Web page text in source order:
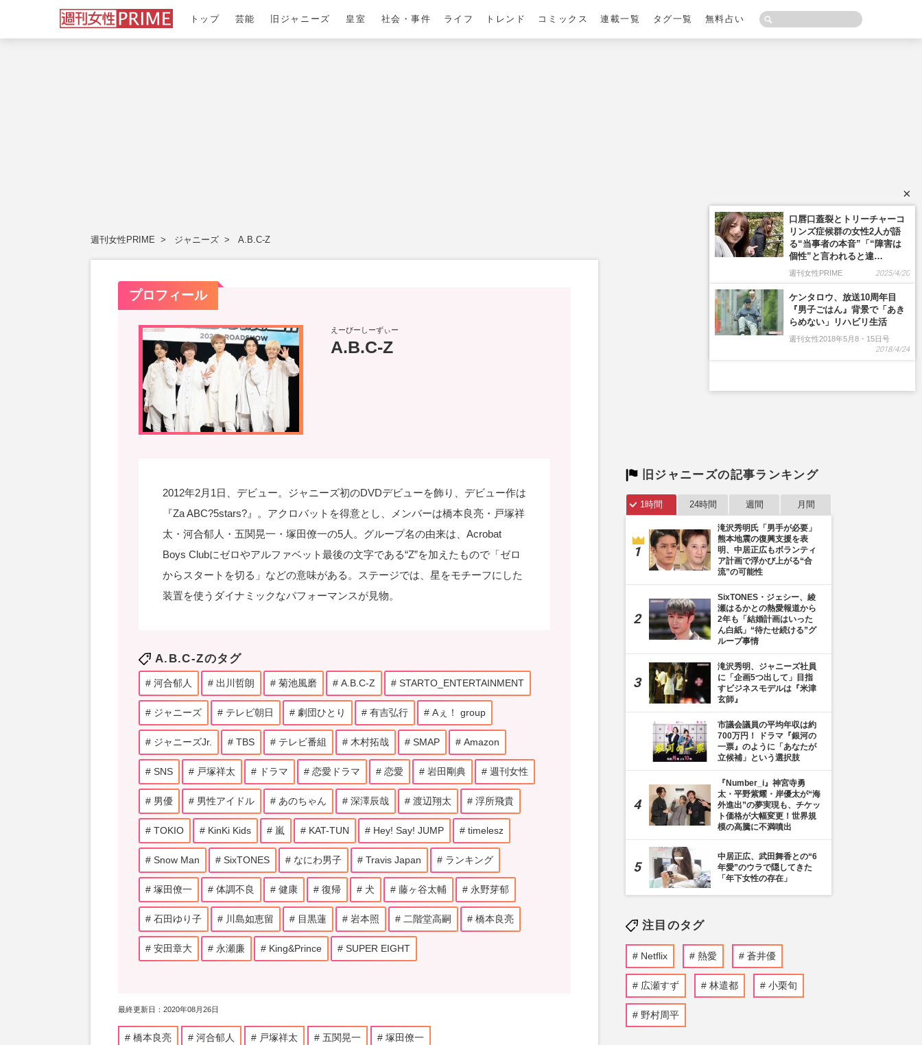
トップ 芸能 旧ジャニーズ 皇室 社会・事件 ライフ トレンド コミックス 連載一覧 タグ一覧 無料占い
週刊女性PRIME ジャニーズ A.B.C-Z
プロフィール
えーびーしーずぃー
A.B.C-Z
2012年2月1日、デビュー。ジャニーズ初のDVDデビューを飾り、デビュー作は
『Za ABC?5stars?』。アクロバットを得意とし、メンバーは橋本良亮・戸塚祥
太・河合郁人・五関晃一・塚田僚一の5人。グループ名の由来は、Acrobat
Boys Clubにゼロやアルファベット最後の文字である“Z”を加えたもので「ゼロ
からスタートを切る」などの意味がある。ステージでは、星をモチーフにした
装置を使うダイナミックなパフォーマンスが見物。
A.B.C-Zのタグ
河合郁人 出川哲朗 菊池風磨 A.B.C-Z STARTO_ENTERTAINMENT
ジャニーズ テレビ朝日 劇団ひとり 有吉弘行 Aぇ！ group
ジャニーズJr. TBS テレビ番組 木村拓哉 SMAP Amazon
SNS 戸塚祥太 ドラマ 恋愛ドラマ 恋愛 岩田剛典 週刊女性
男優 男性アイドル あのちゃん 深澤辰哉 渡辺翔太 浮所飛貴
TOKIO KinKi Kids 嵐 KAT-TUN Hey! Say! JUMP timelesz
Snow Man SixTONES なにわ男子 Travis Japan ランキング
塚田僚一 体調不良 健康 復帰 犬 藤ヶ谷太輔 永野芽郁
石田ゆり子 川島如恵留 目黒蓮 岩本照 二階堂高嗣 橋本良亮
安田章大 永瀬廉 King&Prince SUPER EIGHT
最終更新日：2020年08月26日
橋本良亮 河合郁人 戸塚祥太 五関晃一 塚田僚一
旧ジャニーズの記事ランキング
1時間 24時間 週間 月間
滝沢秀明氏「男手が必要」
熊本地震の復興支援を表
明、中居正広もボランティ
ア計画で浮かび上がる“合
流”の可能性
SixTONES・ジェシー、綾
瀬はるかとの熱愛報道から
2年も「結婚計画はいった
ん白紙」“待たせ続ける”グ
ループ事情
滝沢秀明、ジャニーズ社員
に「企画5つ出して」目指
すビジネスモデルは『米津
玄師』
市議会議員の平均年収は約
700万円！ ドラマ『銀河の
一票』のように「あなたが
立候補」という選択肢
『Number_i』神宮寺勇
太・平野紫耀・岸優太が“海
外進出”の夢実現も、チケッ
ト価格が大幅変更！世界規
模の高騰に不満噴出
中居正広、武田舞香との“6
年愛”のウラで隠してきた
「年下女性の存在」
注目のタグ
Netflix 熱愛 蒼井優
広瀬すず 林遣都 小栗旬
野村周平
×
口唇口蓋裂とトリーチャーコ
リンズ症候群の女性2人が語
る“当事者の本音”「“障害は
個性”と言われると違…
週刊女性PRIME 2025/4/20
ケンタロウ、放送10周年目
『男子ごはん』背景で「あき
らめない」リハビリ生活
週刊女性2018年5月8・15日号
2018/4/24